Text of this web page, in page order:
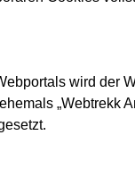
wird der
„Webtrekk